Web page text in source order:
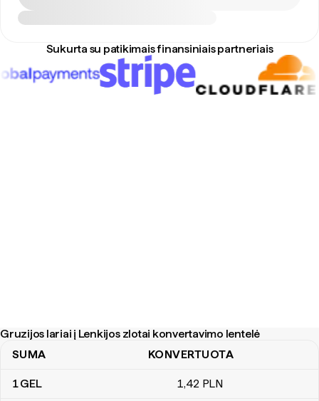
Sukurta su patikimais finansiniais partneriais
Gruzijos lariai į Lenkijos zlotai konvertavimo lentelė
Gruzijos lariai į Lenkijos zlotai konvertavimo lentelė
SUMA KONVERTUOTA
1GEL 1,42 PLN